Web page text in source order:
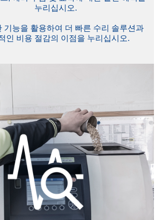
누리십시오.
기능을 활용하여 더 빠른 수리 솔루션과
인 비용 절감의 이점을 누리십시오.